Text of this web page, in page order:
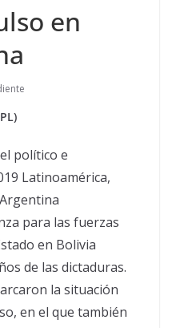
en
político e
Latinoamérica,
para las fuerzas
en Bolivia
de las dictaduras.
la situación
en el que también